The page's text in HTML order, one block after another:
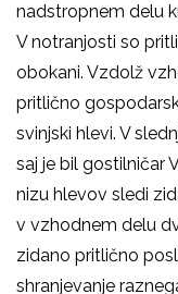
nadstropnem delu
V notranjosti so
obokani. Vzdolž
pritlično
svinjski hlevi. V
saj je bil gostilničar
nizu hlevov sledi
v vzhodnem delu
zidano pritlično
shranjevanje